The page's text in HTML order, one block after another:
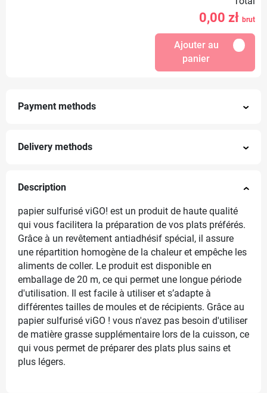
0,00 zł brut
Ajouter au
panier
Payment methods
Delivery methods
Description
papier sulfurisé viGO! est un produit de haute qualité
qui vous facilitera la préparation de vos plats préférés.
Grâce à un revêtement antiadhésif spécial, il assure
une répartition homogène de la chaleur et empêche les
aliments de coller. Le produit est disponible en
emballage de 20 m, ce qui permet une longue période
d'utilisation. Il est facile à utiliser et s’adapte à
différentes tailles de moules et de récipients. Grâce au
papier sulfurisé viGO ! vous n'avez pas besoin d'utiliser
de matière grasse supplémentaire lors de la cuisson, ce
qui vous permet de préparer des plats plus sains et
plus légers.